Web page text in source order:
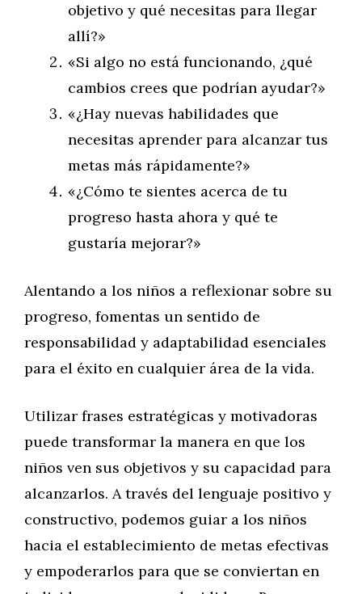
objetivo y qué necesitas para llegar
allí?»
«Si algo no está funcionando, ¿qué
cambios crees que podrían ayudar?»
«¿Hay nuevas habilidades que
necesitas aprender para alcanzar tus
metas más rápidamente?»
«¿Cómo te sientes acerca de tu
progreso hasta ahora y qué te
gustaría mejorar?»
Alentando a los niños a reflexionar sobre su
progreso, fomentas un sentido de
responsabilidad y adaptabilidad esenciales
para el éxito en cualquier área de la vida.
Utilizar frases estratégicas y motivadoras
puede transformar la manera en que los
niños ven sus objetivos y su capacidad para
alcanzarlos. A través del lenguaje positivo y
constructivo, podemos guiar a los niños
hacia el establecimiento de metas efectivas
y empoderarlos para que se conviertan en